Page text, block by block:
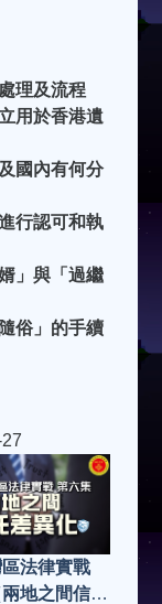
理及流程
用於香港遺
國內有何分
行認可和執
」與「過繼
俗」的手續
法律實戰
地之間信託